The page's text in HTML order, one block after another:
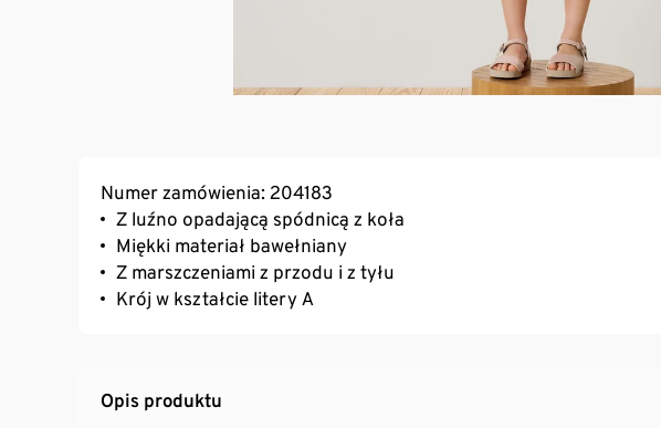
Numer zamówienia: 204183
Z luźno opadającą spódnicą z koła
Miękki materiał bawełniany
Z marszczeniami z przodu i z tyłu
Krój w kształcie litery A
Opis produktu